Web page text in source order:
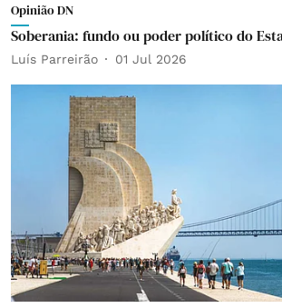
Opinião DN
Soberania: fundo ou poder político do
Luís Parreirão 01 Jul 2026